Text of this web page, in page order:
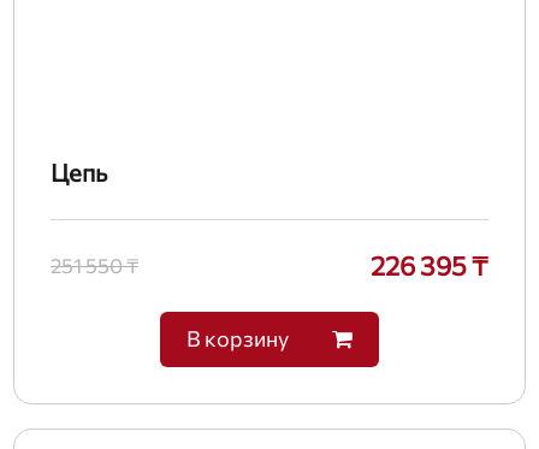
Цепь
251 550 ₸ 226 395 ₸
В корзину